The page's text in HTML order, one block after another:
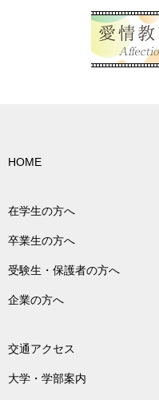
HOME
在学生の方へ
卒業生の方へ
受験生・保護者の方へ
企業の方へ
交通アクセス
大学・学部案内